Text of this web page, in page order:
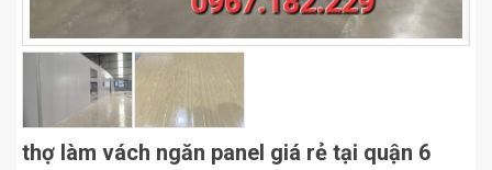
thợ làm vách ngăn panel giá rẻ tại quận 6